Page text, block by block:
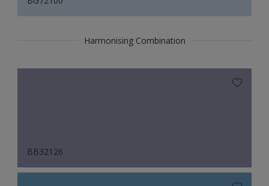
Harmonising Combination
BB32126